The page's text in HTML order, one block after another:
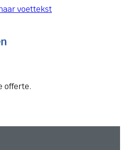
voettekst